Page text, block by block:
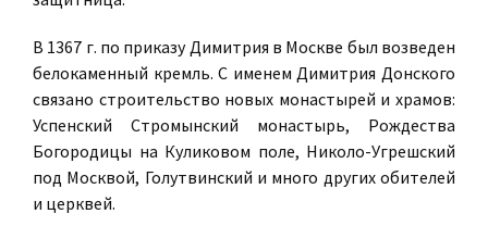
В 1367 г. по приказу Димитрия в Москве был возведен
белокаменный кремль. С именем Димитрия Донского
связано строительство новых монастырей и храмов:
Успенский Стромынский монастырь, Рождества
Богородицы на Куликовом поле, Николо-Угрешский
под Москвой, Голутвинский и много других обителей
и церквей.